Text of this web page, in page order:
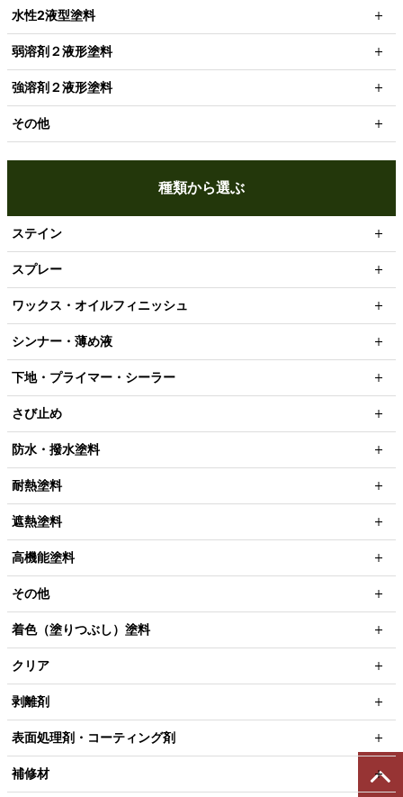
水性2液型塗料
弱溶剤２液形塗料
強溶剤２液形塗料
その他
種類から選ぶ
ステイン
スプレー
ワックス・オイルフィニッシュ
シンナー・薄め液
下地・プライマー・シーラー
さび止め
防水・撥水塗料
耐熱塗料
遮熱塗料
高機能塗料
その他
着色（塗りつぶし）塗料
クリア
剥離剤
表面処理剤・コーティング剤
補修材